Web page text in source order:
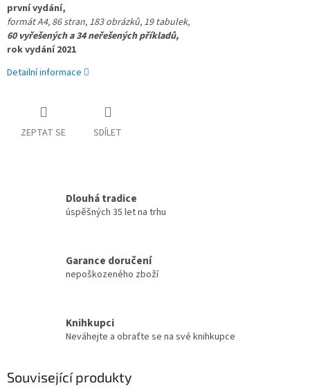
první vydání,
formát A4, 86 stran, 183 obrázků, 19 tabulek,
60 vyřešených a 34 neřešených příkladů,
rok vydání 2021
Detailní informace
ZEPTAT SE SDÍLET
Dlouhá tradice
úspěšných 35 let na trhu
Garance doručení
nepoškozeného zboží
Knihkupci
Neváhejte a obraťte se na své knihkupce
Související produkty